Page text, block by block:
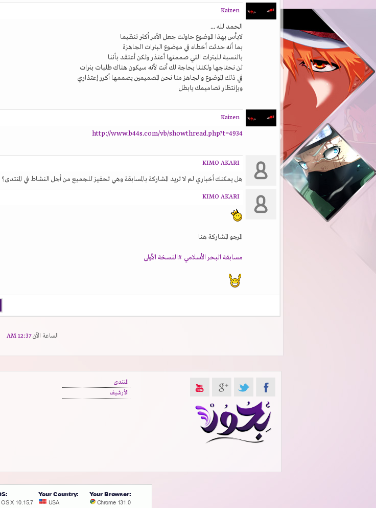
Kaizen
الحمد لله ...
لابأس بهذا الموضوع حاولت جعل الأمر أكثر تنظيما
بما أنه حدثت أخطاء في موضوع البنرات الجاهزة
بالنسبة للبنرات التي صممتها أعتذر ولكن أعتقد بأننا
لن نحتاجها ولكننا بحاجة لك أنت لأنه سيكون هناك طلبات بنرات
في ذلك الموضوع والجاهز منا نحن المصميمين يصممها أكرر إعتذاري
وبإنتظار تصاميمك يابطل
Kaizen
http://www.b44s.com/vb/showthread.php?t=4934
KIMO AKARI
هل يمكنك أخباري لم لا تريد المشاركة بالمسابقة وهي تحفيز للجميع من أجل النشاط في المنتدى؟
KIMO AKARI
المرجو المشاركة هنا
مسابقة البحر الأسلامي #النسخة الأولى
الساعة الآن12:37 AM
المنتدى
الأرشيف